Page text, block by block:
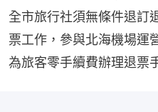
全市旅行社須無條件退訂
票工作，參與北海機場運
為旅客零手續費辦理退票